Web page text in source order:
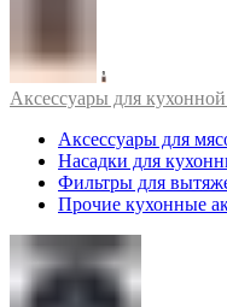
Аксессуары для
Аксессуары для
Насадки для
Фильтры для
Прочие кухонные